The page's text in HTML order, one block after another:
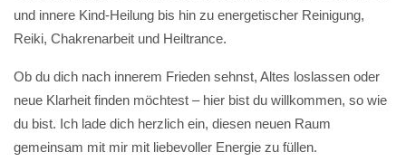
und innere Kind-Heilung bis hin zu energetischer Reinigung,
Reiki, Chakrenarbeit und Heiltrance.
Ob du dich nach innerem Frieden sehnst, Altes loslassen oder
neue Klarheit finden möchtest – hier bist du willkommen, so wie
du bist. Ich lade dich herzlich ein, diesen neuen Raum
gemeinsam mit mir mit liebevoller Energie zu füllen.